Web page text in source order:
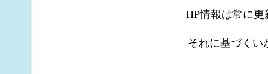
HP情報は常に
それに基づくい